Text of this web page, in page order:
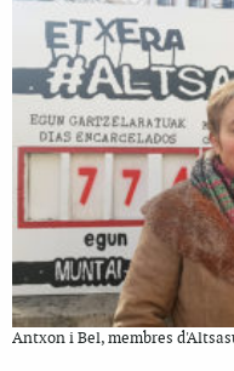
Antxon i Bel, membres